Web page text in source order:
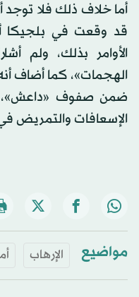
أما خلاف ذلك فلا توجد
قد وقعت في بلجيكا
الأوامر بذلك، ولم
الهجمات»، كما أضاف
ضمن صفوف «داعش»،
الإسعافات والتمريض
مواضيع الإرهاب